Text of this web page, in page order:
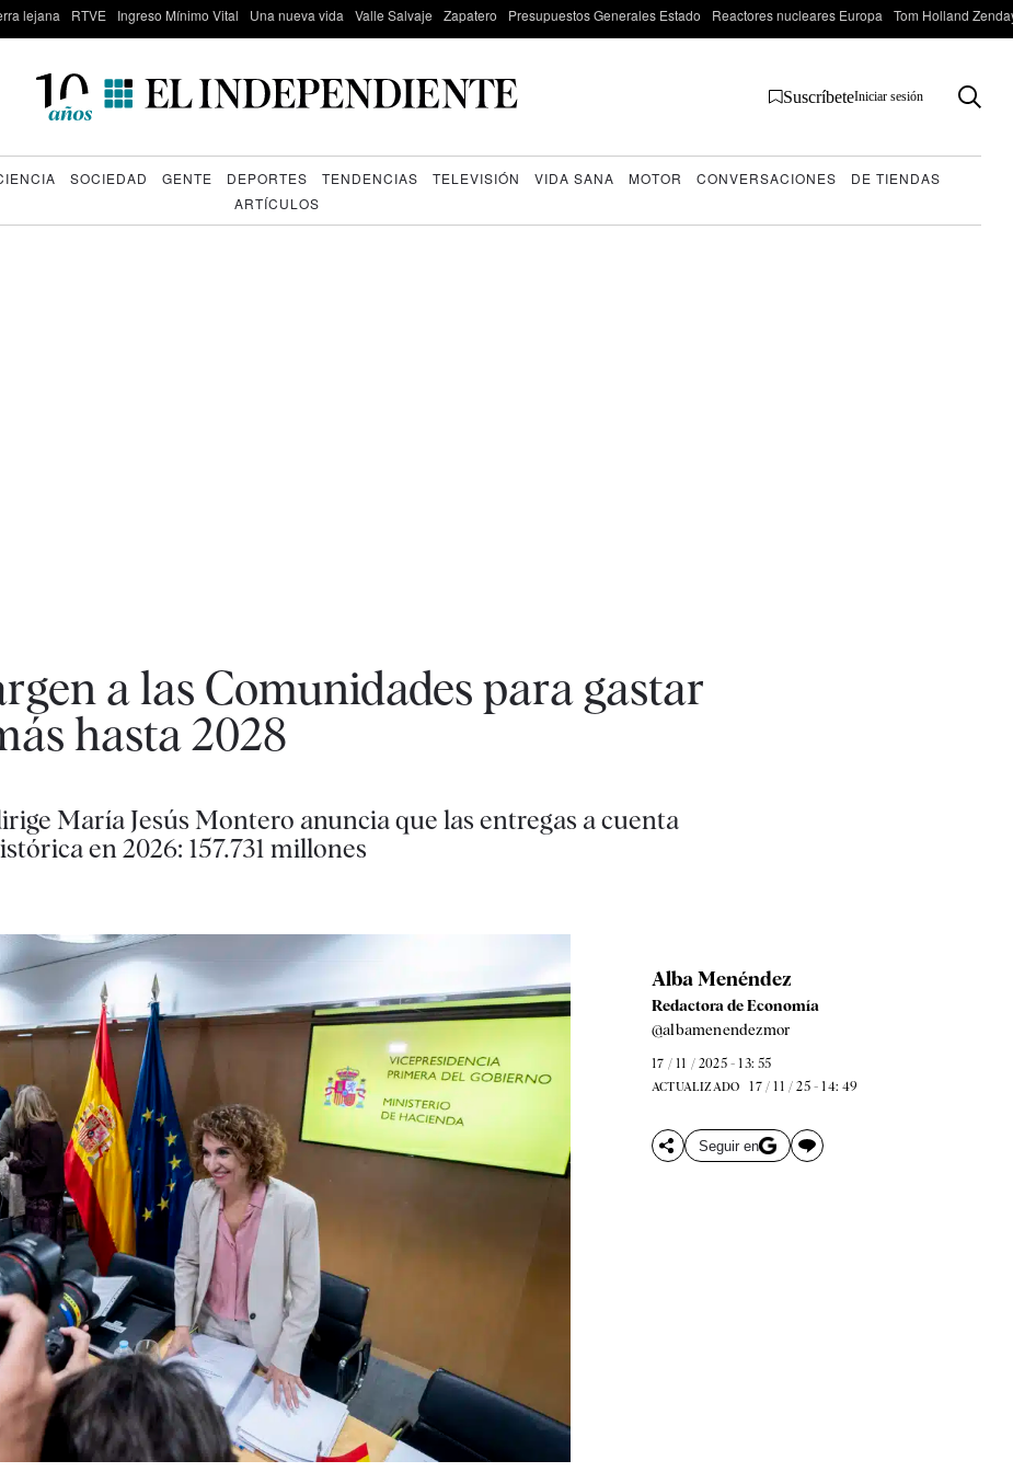
lejana RTVE Ingreso Mínimo Vital Una nueva vida Valle Salvaje Zapatero Presupuestos Generales Estado Reactores nucleares Europa Tom Holland
SuscríbeteIniciar sesión
SOCIEDAD GENTE DEPORTES TENDENCIAS TELEVISIÓN VIDA SANA MOTOR CONVERSACIONES
DE TIENDAS
ARTÍCULOS
a las Comunidades para gastar
hasta 2028
María Jesús Montero anuncia que las entregas a cuenta
en 2026: 157.731 millones
Alba Menéndez
Redactora de Economía
@albamenendezmor
17 / 11 / 2025 - 13: 55
ACTUALIZADO 17 / 11 / 25 - 14: 49
Seguir en